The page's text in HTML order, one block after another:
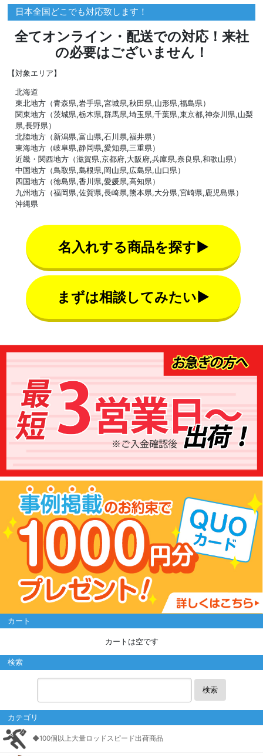
日本全国どこでも対応致します！
全てオンライン・配送での対応！来社
の必要はございません！
【対象エリア】
北海道
東北地方（青森県,岩手県,宮城県,秋田県,山形県,福島県）
関東地方（茨城県,栃木県,群馬県,埼玉県,千葉県,東京都,神奈川県,山梨
県,長野県）
北陸地方（新潟県,富山県,石川県,福井県）
東海地方（岐阜県,静岡県,愛知県,三重県）
近畿・関西地方（滋賀県,京都府,大阪府,兵庫県,奈良県,和歌山県）
中国地方（鳥取県,島根県,岡山県,広島県,山口県）
四国地方（徳島県,香川県,愛媛県,高知県）
九州地方（福岡県,佐賀県,長崎県,熊本県,大分県,宮崎県,鹿児島県）
沖縄県
名入れする商品を探す▶
まずは相談してみたい▶
カート
カートは空です
検索
検索
カテゴリ
◆100個以上大量ロッドスピード出荷商品